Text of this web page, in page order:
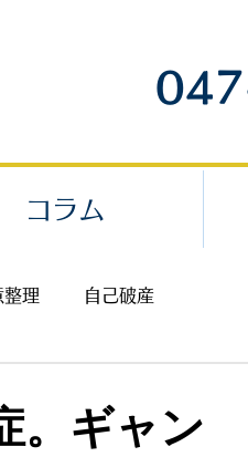
コラム
整理 自己破産
。ギャン